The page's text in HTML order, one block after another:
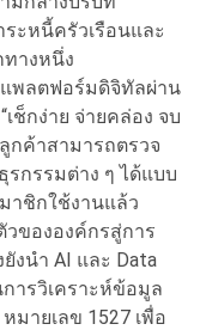
ะหนี้ครัวเรือนและ
างหนึ่ง
พลตฟอร์มดิจิทัลผ่าน
ช็กง่าย จ่ายคล่อง จบ
กค้าสามารถตรวจ
กรรมต่าง ๆ ได้แบบ
าชิกใช้งานแล้ว
วขององค์กรสู่การ
ยังนำ AI และ Data
ารวิเคราะห์ข้อมูล
มายเลข 1527 เพื่อ